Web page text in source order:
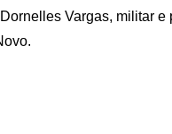
Vargas, militar e